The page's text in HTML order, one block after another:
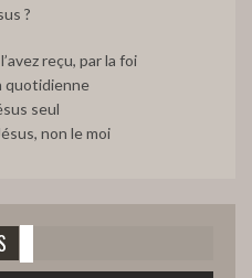
LE GRAND JEU. (Partie C)
DE NATION QUI ACCUEILLENT LE
(Partie B)
?
reçu, par la foi
quotidienne
seul
non le moi